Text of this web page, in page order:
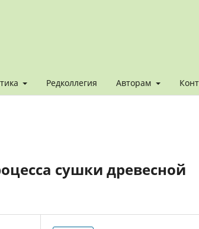
Редколлегия Авторам
сушки древесной